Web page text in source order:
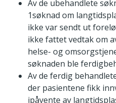
Av de ubehandlete
1søknad om
ikke var sendt ut
ikke fattet vedtak om
helse- og
søknaden ble
Av de ferdig
der pasientene fikk
ipåvente av